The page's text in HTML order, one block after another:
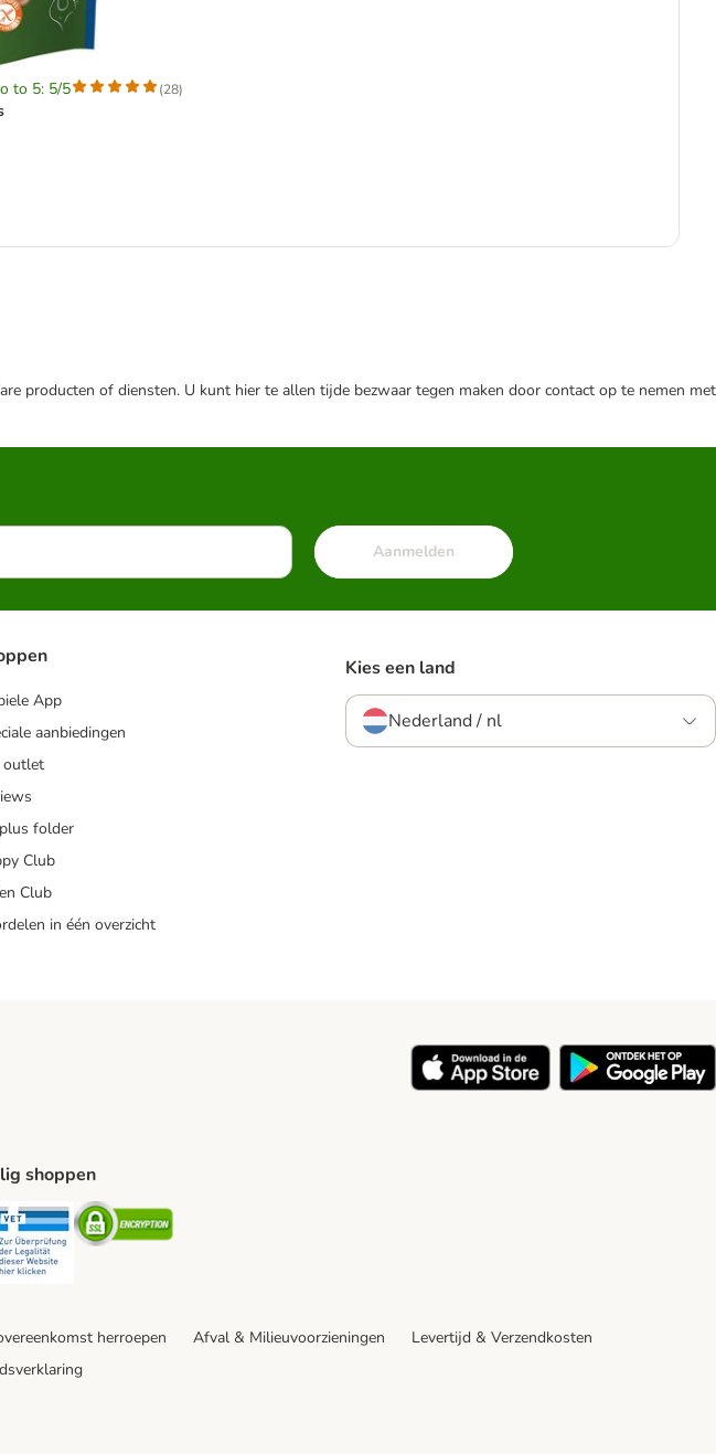
to 5: 5/5 (28)
producten of diensten. U kunt hier te allen tijde bezwaar tegen maken door contact op te nemen met
Aanmelden
App
aanbiedingen
outlet
folder
Club
Club
in één overzicht
Kies een land
Nederland / nl
shoppen
Security Security
herroepen Afval & Milieuvoorzieningen
Levertijd & Verzendkosten